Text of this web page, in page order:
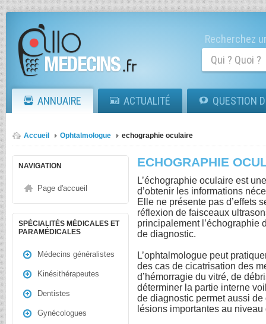
Recherchez
ANNUAIRE ACTUALITÉ QUESTION
Accueil Ophtalmologue echographie oculaire
NAVIGATION
Page d'accueil
SPÉCIALITÉS MÉDICALES ET
PARAMÉDICALES
Médecins généralistes
Kinésithérapeutes
Dentistes
Gynécologues
ECHOGRAPHIE
L’échographie oculaire est
d’obtenir les informations
Elle ne présente pas d’effets
réflexion de faisceaux
principalement l’échographie
de diagnostic.
L’ophtalmologue peut
des cas de cicatrisation des
d’hémorragie du vitré, de
déterminer la partie interne
de diagnostic permet aussi
lésions importantes au